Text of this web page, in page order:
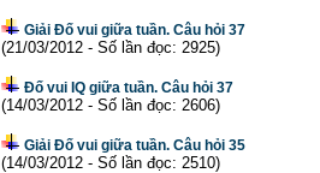
Giải Đố vui giữa tuần. Câu hỏi 37
(21/03/2012 - Số lần đọc: 2925)
Đố vui IQ giữa tuần. Câu hỏi 37
(14/03/2012 - Số lần đọc: 2606)
Giải Đố vui giữa tuần. Câu hỏi 35
(14/03/2012 - Số lần đọc: 2510)